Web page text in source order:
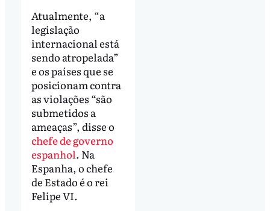
Atualmente, “a
legislação
internacional está
sendo atropelada”
e os países que se
posicionam contra
as violações “são
submetidos a
ameaças”, disse o
chefe de governo
espanhol. Na
Espanha, o chefe
de Estado é o rei
Felipe VI.